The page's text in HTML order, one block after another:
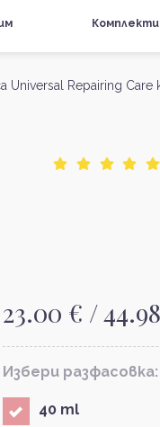
Комплекти
Universal Repairing
23.00 € /
Избери разфасовка:
40 ml